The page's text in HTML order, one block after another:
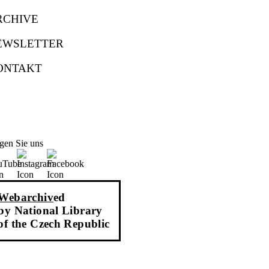
Sie uns
ed
National Library
the Czech Republic